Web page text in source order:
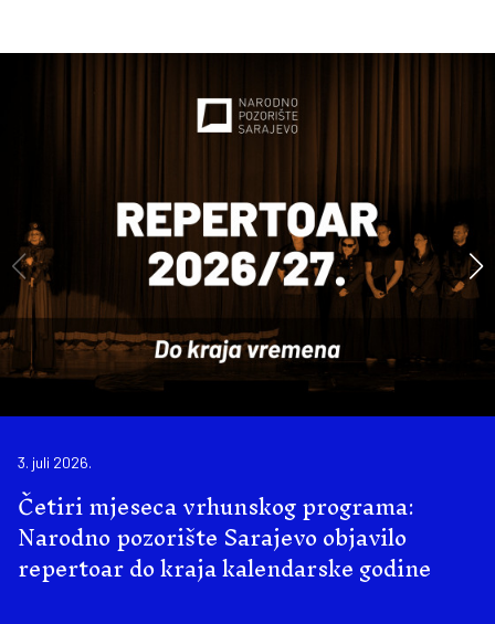
3. juli 2026.
Četiri mjeseca vrhunskog programa:
Narodno pozorište Sarajevo objavilo
repertoar do kraja kalendarske godine